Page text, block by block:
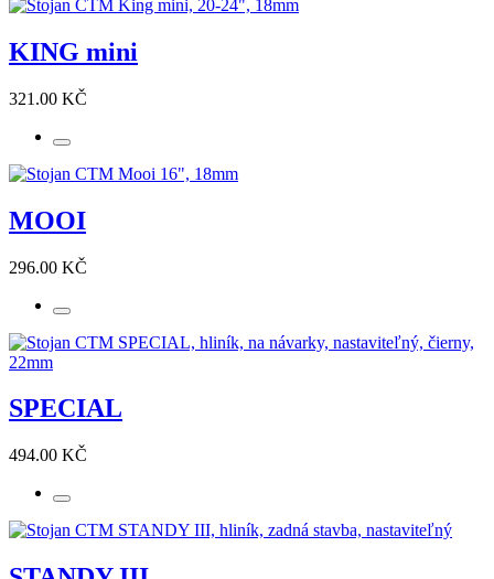
KING mini
321.00 KČ
MOOI
296.00 KČ
SPECIAL
494.00 KČ